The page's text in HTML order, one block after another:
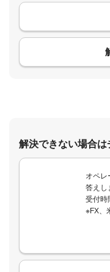
解決できない場合は
オペレ
答えし
受付時
※FX、